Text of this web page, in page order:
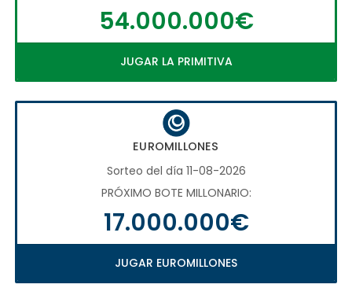
54.000.000€
JUGAR LA PRIMITIVA
EUROMILLONES
Sorteo del día 11-08-2026
PRÓXIMO BOTE MILLONARIO:
17.000.000€
JUGAR EUROMILLONES